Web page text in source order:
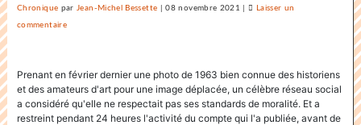
Chronique par Jean-Michel Bessette |08 novembre 2021 Laisser un
commentaireon
endiablée
du
«
Prenant en février dernier une photo de 1963 bien connue des historiens
et des amateurs d'art pour une image déplacée, un célèbre réseau social
a considéré qu'elle ne respectait pas ses standards de moralité. Et a
restreint pendant 24 heures l'activité du compte qui l'a publiée, avant de